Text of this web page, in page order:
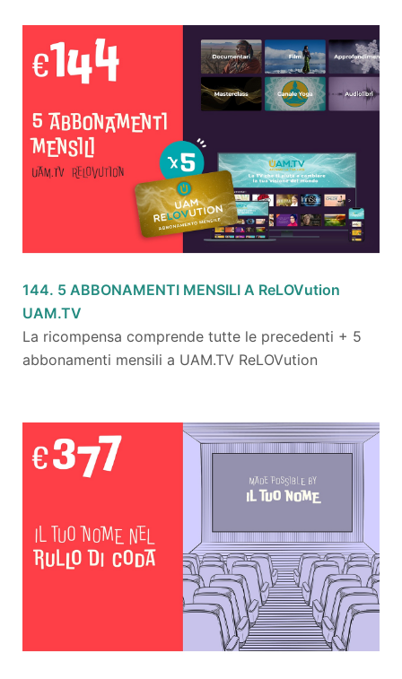
144. 5 ABBONAMENTI MENSILI A ReLOVution
UAM.TV
La ricompensa comprende tutte le precedenti + 5
abbonamenti mensili a UAM.TV ReLOVution